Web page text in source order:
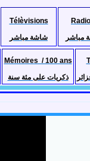
Télèvisions
شاشة مباشر
مباشر
Mémoires / 100 ans
ذكريات على مئة سنة